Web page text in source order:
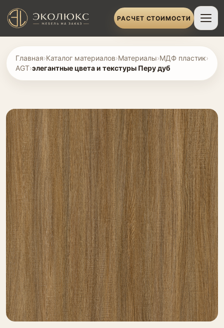
РАСЧЕТ СТОИМОСТИ
Главная›Каталог материалов›Материалы›МДФ пластик›
AGT›элегантные цвета и текстуры Перу дуб